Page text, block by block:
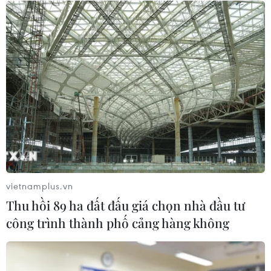
Nga
03/08/2026 15:02
Lãnh đạo EU kêu gọi 'hành động
thống nhất' về biên giới
03/08/2026 14:35
Xem thêm
CƠ QUAN CHỦ QUẢN: THÔNG TẤN XÃ VIỆT NAM
Tổng Biên tập: TRẦN TIẾN DUẨN
vietnamplus.vn
Thu hồi 89 ha đất đấu giá chọn nhà đầu tư
công trình thành phố cảng hàng không